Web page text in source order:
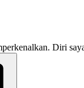
Diri